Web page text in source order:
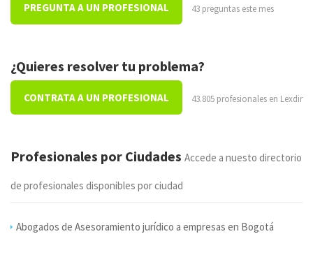
PREGUNTA A UN PROFESIONAL 43 preguntas este mes
¿Quieres resolver tu problema?
CONTRATA A UN PROFESIONAL 43.805 profesionales en Lexdir
Profesionales por Ciudades Accede a nuesto directorio
de profesionales disponibles por ciudad
Abogados de Asesoramiento jurídico a empresas en Bogotá